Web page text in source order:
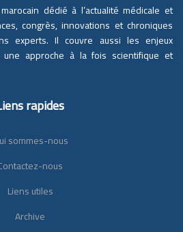
dédié à l’actualité médicale et
congrès, innovations et chroniques
experts. Il couvre aussi les enjeux
approche à la fois scientifique et
rapides
sommes-nous
nous
Liens utiles
Archive